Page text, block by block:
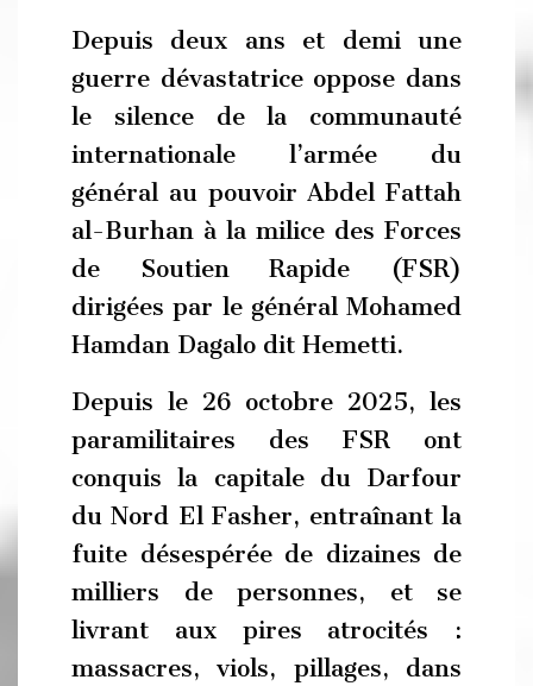
Depuis deux ans et demi une
guerre dévastatrice oppose dans
le silence de la communauté
internationale l’armée du
général au pouvoir Abdel Fattah
al-Burhan à la milice des Forces
de Soutien Rapide (FSR)
dirigées par le général Mohamed
Hamdan Dagalo dit Hemetti.
Depuis le 26 octobre 2025, les
paramilitaires des FSR ont
conquis la capitale du Darfour
du Nord El Fasher, entraînant la
fuite désespérée de dizaines de
milliers de personnes, et se
livrant aux pires atrocités :
massacres, viols, pillages, dans